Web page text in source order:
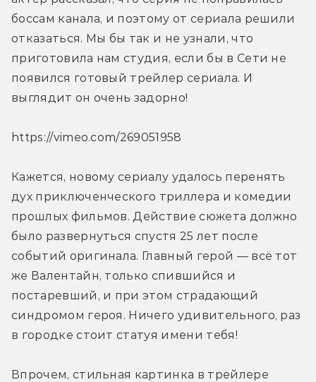
боссам канала, и поэтому от сериала решили
отказаться. Мы бы так и не узнали, что
приготовила нам студия, если бы в Сети не
появился готовый трейлер сериала. И
выглядит он очень задорно!
https://vimeo.com/269051958
Кажется, новому сериалу удалось перенять
дух приключенческого триллера и комедии
прошлых фильмов. Действие сюжета должно
было развернуться спустя 25 лет после
событий оригинала. Главный герой — всё тот
же Валентайн, только спившийся и
постаревший, и при этом страдающий
синдромом героя. Ничего удивительного, раз
в городке стоит статуя имени тебя!
Впрочем, стильная картинка в трейлере